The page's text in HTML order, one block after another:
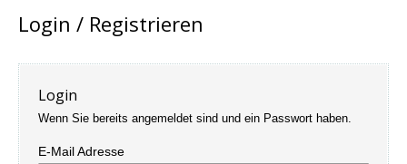
Login / Registrieren
Login
Wenn Sie bereits angemeldet sind und ein Passwort haben.
E-Mail Adresse